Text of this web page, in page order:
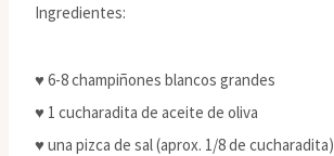
Ingredientes:
♥ 6-8 champiñones blancos grandes
♥ 1 cucharadita de aceite de oliva
♥ una pizca de sal (aprox. 1/8 de cucharadita)